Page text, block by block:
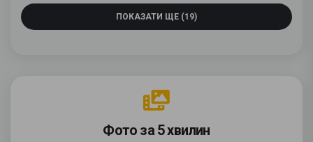
ПОКАЗАТИ ЩЕ (19)
Фото за 5 хвилин